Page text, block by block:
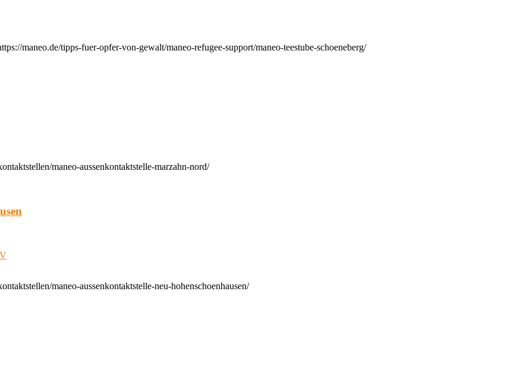
maneo.de/tipps-fuer-opfer-von-gewalt/maneo-refugee-support/maneo-teestube-schoeneberg/
maneo-aussenkontaktstelle-marzahn-nord/
maneo-aussenkontaktstelle-neu-hohenschoenhausen/